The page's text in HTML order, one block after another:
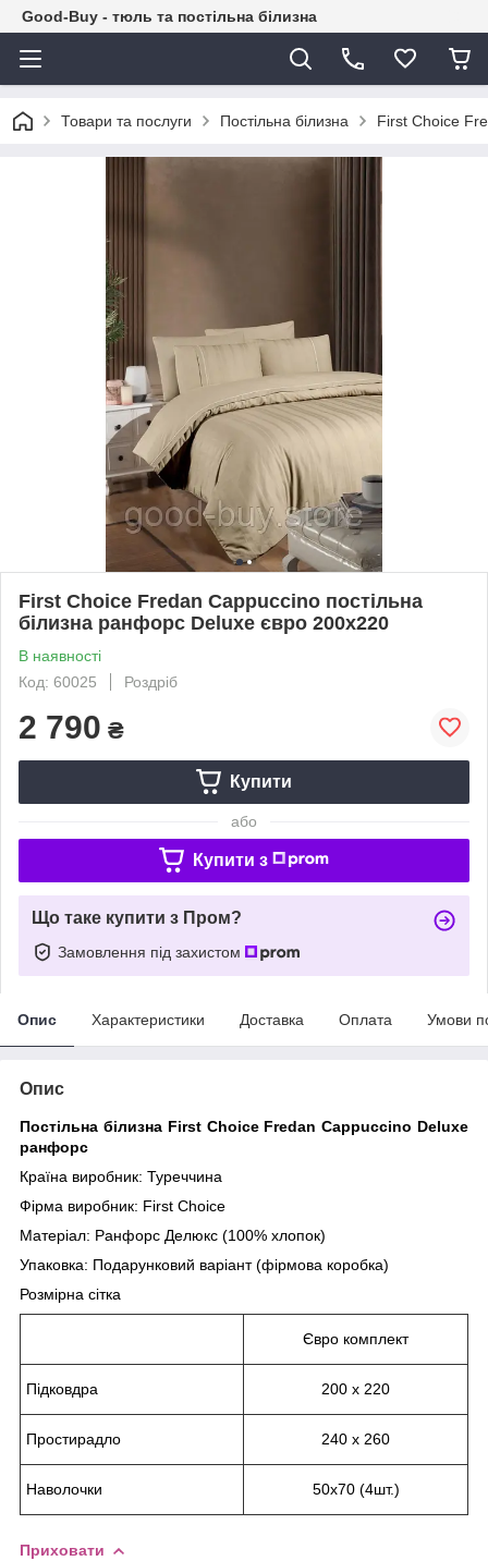
Good-Buy - тюль та постільна білизна
Товари та послуги Постільна білизна First Сhoice
First Сhoice Fredan Cappuccino постільна
білизна ранфорс Deluxe євро 200х220
В наявності
Код: 60025
Роздріб
2 790 ₴
Купити
або
Купити з
Що таке купити з Пром?
Замовлення під захистом
Опис Характеристики Доставка Оплата Умови
Опис
Постільна білизна First Сhoice Fredan Cappuccino Deluxe
ранфорс
Країна виробник: Туреччина
Фірма виробник: First Сhoice
Матеріал: Ранфорс Делюкс (100% хлопок)
Упаковка: Подарунковий варіант (фірмова коробка)
Розмірна сітка
Євро комплект
Підковдра 200 х 220
Простирадло 240 х 260
Наволочки 50х70 (4шт.)
Приховати